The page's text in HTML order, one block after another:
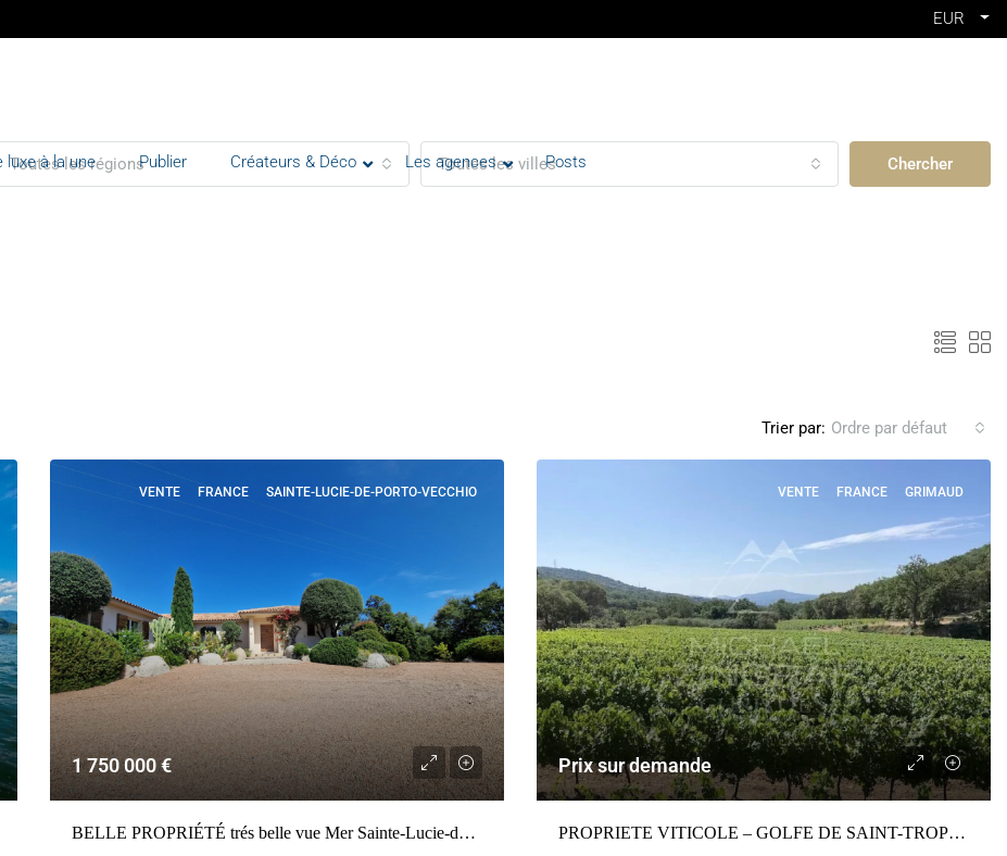
EUR
luxe à la une Publier Créateurs & Déco Les agences Posts
Toutes les régions Toutes les villes Chercher
Trier par: Ordre par défaut
VENTE FRANCE SAINTE-LUCIE-DE-PORTO-VECCHIO
1 750 000 €
BELLE PROPRIÉTÉ trés belle vue Mer Sainte-Lucie-de-Porto-Vecchio
VENTE FRANCE GRIMAUD
Prix sur demande
PROPRIETE VITICOLE – GOLFE DE SAINT-TROPEZ